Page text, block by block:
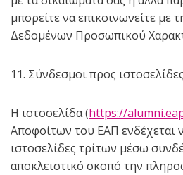
μπορείτε να επικοινωνείτε με
Δεδομένων Προσωπικού
11. Σύνδεσμοι προς
Η ιστοσελίδα (https://
Αποφοίτων του ΕΑΠ ενδέχεται
ιστοσελίδες τρίτων μέσω
αποκλειστικό σκοπό την